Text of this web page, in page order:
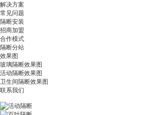
解决方案
常见问题
隔断安装
招商加盟
合作模式
隔断分站
效果图
玻璃隔断效果图
活动隔断效果图
卫生间隔断效果图
联系我们